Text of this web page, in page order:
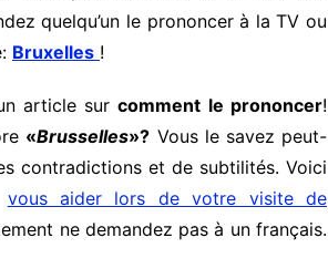
quelqu’un le prononcer à la TV ou
Bruxelles !
article surcomment le prononcer!
«Brusselles»? Vous le savez peut-
contradictions et de subtilités. Voici
vous aider lors de votre visite de
ne demandez pas à un français.